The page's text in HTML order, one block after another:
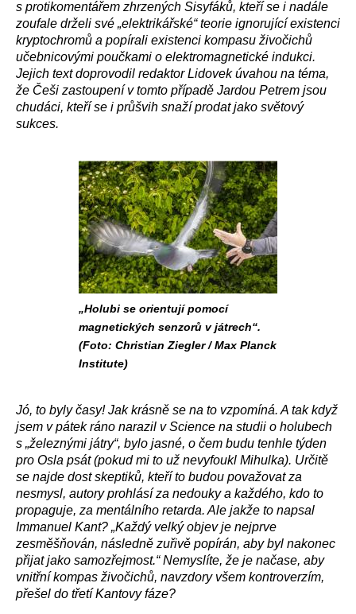
s protikomentářem zhrzených Sisyfáků, kteří se i nadále
zoufale drželi své „elektrikářské“ teorie ignorující existenci
kryptochromů a popírali existenci kompasu živočichů
učebnicovými poučkami o elektromagnetické indukci.
Jejich text doprovodil redaktor Lidovek úvahou na téma,
že Češi zastoupení v tomto případě Jardou Petrem jsou
chudáci, kteří se i průšvih snaží prodat jako světový
sukces.
„Holubi se orientují pomocí
magnetických senzorů v játrech“.
(Foto: Christian Ziegler / Max Planck
Institute)
Jó, to byly časy! Jak krásně se na to vzpomíná. A tak když
jsem v pátek ráno narazil v Science na studii o holubech
s „železnými játry“, bylo jasné, o čem budu tenhle týden
pro Osla psát (pokud mi to už nevyfoukl Mihulka). Určitě
se najde dost skeptiků, kteří to budou považovat za
nesmysl, autory prohlásí za nedouky a každého, kdo to
propaguje, za mentálního retarda. Ale jakže to napsal
Immanuel Kant? „Každý velký objev je nejprve
zesměšňován, následně zuřivě popírán, aby byl nakonec
přijat jako samozřejmost.“ Nemyslíte, že je načase, aby
vnitřní kompas živočichů, navzdory všem kontroverzím,
přešel do třetí Kantovy fáze?